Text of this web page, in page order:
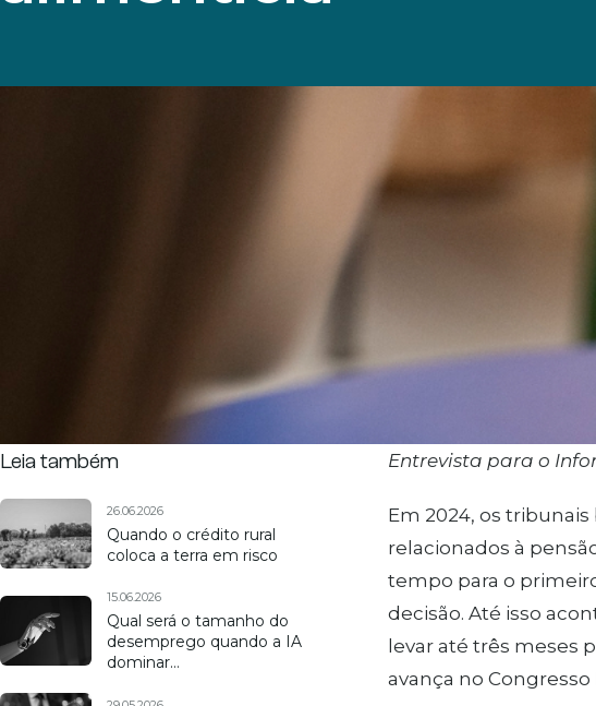
Leia também
26.06.2026
Quando o crédito rural
coloca a terra em risco
15.06.2026
Qual será o tamanho do
desemprego quando a IA
dominar…
Entrevista para o
Em 2024, os
relacionados à
tempo para o
decisão. Até isso
levar até três meses
avança no Congresso